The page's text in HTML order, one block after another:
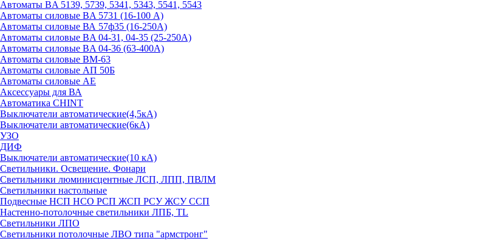
Автоматы BA 5139, 5739, 5341, 5343, 5541, 5543
Автоматы силовые BA 5731 (16-100 А)
Автоматы силовые ВА 57ф35 (16-250А)
Автоматы силовые BA 04-31, 04-35 (25-250А)
Автоматы силовые BA 04-36 (63-400А)
Автоматы силовые ВМ-63
Автоматы силовые АП 50Б
Автоматы силовые АЕ
Аксессуары для ВА
Автоматика CHINT
Выключатели автоматические(4,5кА)
Выключатели автоматические(6кА)
УЗО
ДИФ
Выключатели автоматические(10 кА)
Светильники. Освещение. Фонари
Светильники люминисцентные ЛСП, ЛПП, ПВЛМ
Светильники настольные
Подвесные НСП НСО РСП ЖСП РСУ ЖСУ ССП
Настенно-потолочные светильники ЛПБ, TL
Светильники ЛПО
Светильники потолочные ЛВО типа "армстронг"